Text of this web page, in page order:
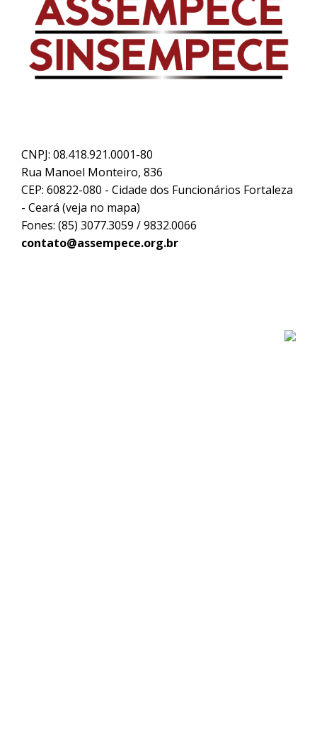
CNPJ: 08.418.921.0001-80
Rua Manoel Monteiro, 836
CEP: 60822-080 - Cidade dos Funcionários Fortaleza
- Ceará (veja no mapa)
Fones: (85) 3077.3059 / 9832.0066
contato@assempece.org.br